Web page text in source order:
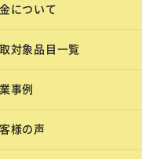
について
対象品目一覧
事例
様の声